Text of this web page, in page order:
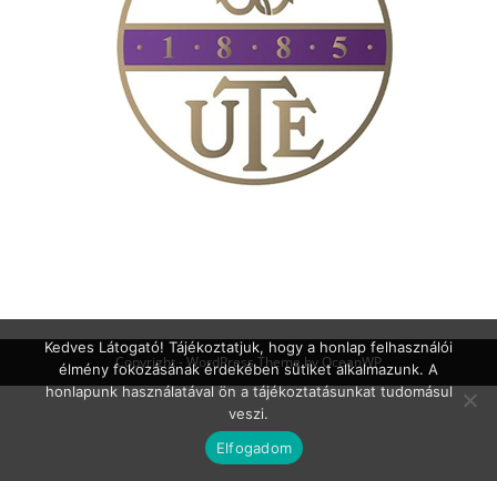
Copyright - WordPress Theme by OceanWP
Kedves Látogató! Tájékoztatjuk, hogy a honlap felhasználói
élmény fokozásának érdekében sütiket alkalmazunk. A
honlapunk használatával ön a tájékoztatásunkat tudomásul
veszi.
Elfogadom